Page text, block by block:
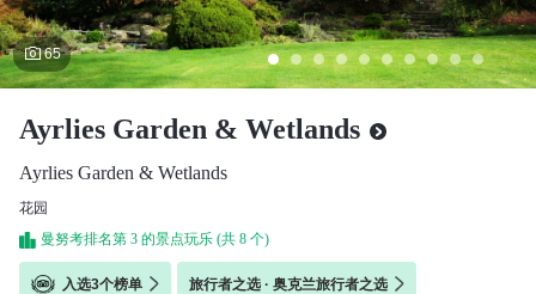
65
Ayrlies Garden & Wetlands
Ayrlies Garden & Wetlands
花园
曼努考排名第 3 的景点玩乐 (共 8 个)
入选3个榜单 旅行者之选 · 奥克兰旅行者之选